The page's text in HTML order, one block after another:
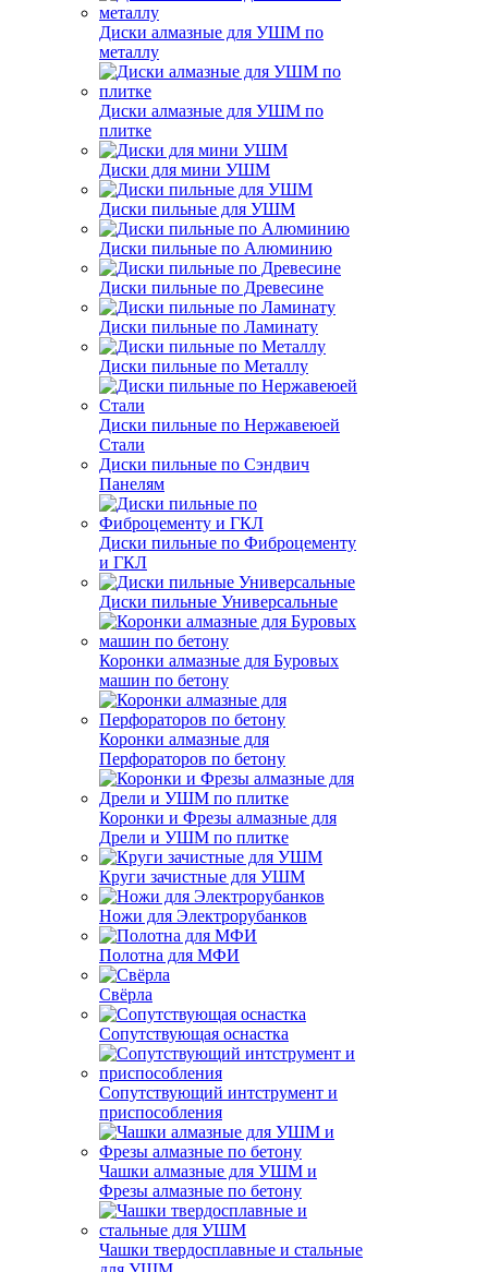
Диски алмазные для УШМ по
металлу
Диски алмазные для УШМ по
плитке
Диски для мини УШМ
Диски пильные для УШМ
Диски пильные по Алюминию
Диски пильные по Древесине
Диски пильные по Ламинату
Диски пильные по Металлу
Диски пильные по Нержавеюей
Стали
Диски пильные по Сэндвич
Панелям
Диски пильные по Фиброцементу
и ГКЛ
Диски пильные Универсальные
Коронки алмазные для Буровых
машин по бетону
Коронки алмазные для
Перфораторов по бетону
Коронки и Фрезы алмазные для
Дрели и УШМ по плитке
Круги зачистные для УШМ
Ножи для Электрорубанков
Полотна для МФИ
Свёрла
Сопутствующая оснастка
Сопутствующий интструмент и
приспособления
Чашки алмазные для УШМ и
Фрезы алмазные по бетону
Чашки твердосплавные и стальные